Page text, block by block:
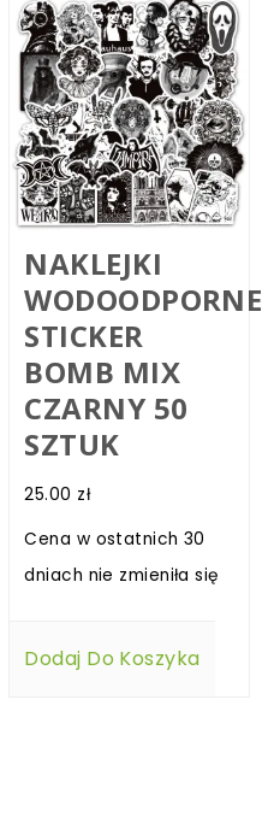
NAKLEJKI
WODOODPORNE
STICKER
BOMB MIX
CZARNY 50
SZTUK
25.00 zł
Cena w ostatnich 30
dniach nie zmieniła się
Dodaj Do Koszyka